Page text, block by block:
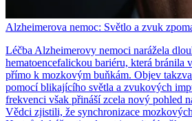
Alzheimerova nemoc: Světlo a zvuk
Léčba Alzheimerovy nemoci narážela
hematoencefalickou bariéru, která bránila
přímo k mozkovým buňkám. Objev
pomocí blikajícího světla a zvukových
frekvenci však přináší zcela nový pohled
Vědci zjistili, že synchronizace